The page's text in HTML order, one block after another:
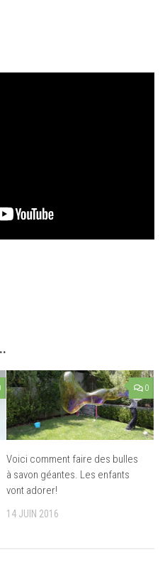
0
Voici comment faire des bulles
à savon géantes. Les enfants
vont adorer!
14 JUIN 2016